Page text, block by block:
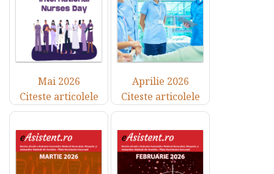
Mai 2026
Citeste articolele
Aprilie 2026
Citeste articolele